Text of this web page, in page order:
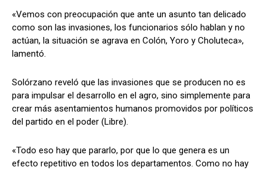
«Vemos con preocupación que ante un asunto tan delicado
como son las invasiones, los funcionarios sólo hablan y no
actúan, la situación se agrava en Colón, Yoro y Choluteca»,
lamentó.
Solórzano reveló que las invasiones que se producen no es
para impulsar el desarrollo en el agro, sino simplemente para
crear más asentamientos humanos promovidos por políticos
del partido en el poder (Libre).
«Todo eso hay que pararlo, por que lo que genera es un
efecto repetitivo en todos los departamentos. Como no hay